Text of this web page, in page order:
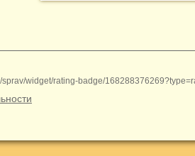
widget/rating-badge/